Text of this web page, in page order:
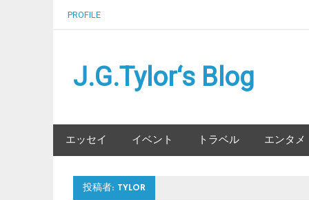
PROFILE
J.G.Tylor‘s Blog
エッセイ イベント トラベル エンタメ
投稿者: TYLOR